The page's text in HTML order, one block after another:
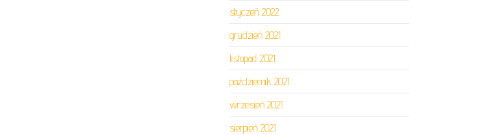
styczeń 2022
grudzień 2021
listopad 2021
październik 2021
wrzesień 2021
sierpień 2021